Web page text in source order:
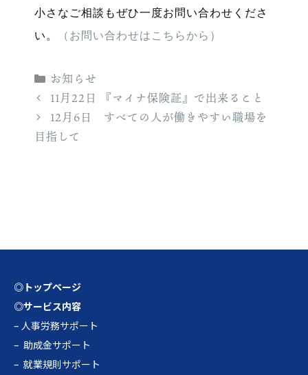
小さなご相談もぜひ一度お問い合わせくださ
い。
（お問い合わせはこちらから）
カ
テ
ゴ
リ
ー
お知らせ
11月22日 『マイナ保険証』で出来ること
12月6日 すべての人が働きやすい職場を
目指して
◎トップページ
◎サービス内容
– 人事労務サポート
– 助成金サポート
– 就業規則サポート